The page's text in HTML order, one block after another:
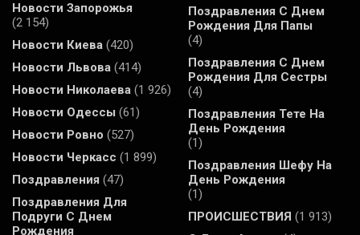
Новости Запорожья
(2 154)
Новости Киева (420)
Новости Львова (414)
Новости Николаева (1 926)
Новости Одессы (61)
Новости Ровно (527)
Новости Черкасс (1 899)
Поздравления (47)
Поздравления Для
Подруги С Днем
Рождения
Поздравления С Днем
Рождения Для Папы
(4)
Поздравления С Днем
Рождения Для Сестры
(4)
Поздравления Тете На
День Рождения
(1)
Поздравления Шефу На
День Рождения
(1)
ПРОИСШЕСТВИЯ (1 913)